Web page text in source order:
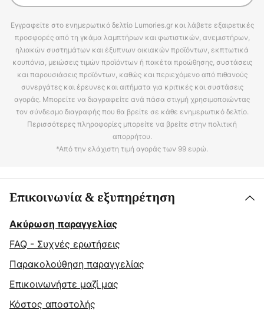
Εγγραφείτε στο ενημερωτικό δελτίο Lumories.gr και λάβετε εξαιρετικές
προσφορές από τη γκάμα λαμπτήρων και φωτιστικών, ανεμιστήρων,
ηλιακών συστημάτων και έξυπνων οικιακών προϊόντων, εκπτωτικά
κουπόνια, μειώσεις τιμών προϊόντων ή πακέτα προώθησης, συστάσεις
και παρουσιάσεις προϊόντων, καθώς και περιεχόμενο από πιθανούς
συνεργάτες και έρευνες και αιτήματα για κριτικές και συστάσεις
αγοράς. Μπορείτε να διαγραφείτε ανά πάσα στιγμή χρησιμοποιώντας
τον σύνδεσμο διαγραφής που θα βρείτε σε κάθε ενημερωτικό δελτίο.
Περισσότερες πληροφορίες μπορείτε να βρείτε στην πολιτική
απορρήτου.
*Από την ελάχιστη τιμή αγοράς των 99 ευρώ.
Επικοινωνία & εξυπηρέτηση
Ακύρωση παραγγελίας
FAQ - Συχνές ερωτήσεις
Παρακολούθηση παραγγελίας
Επικοινωνήστε μαζί μας
Κόστος αποστολής